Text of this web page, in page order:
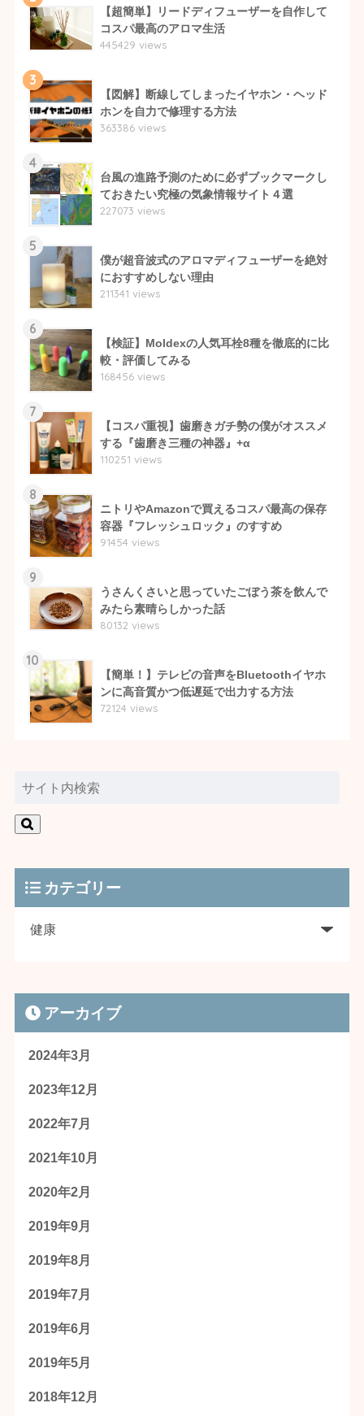
【超簡単】リードディフューザーを自作して
コスパ最高のアロマ生活
445429 views
3
【図解】断線してしまったイヤホン・ヘッド
ホンを自力で修理する方法
363386 views
4
台風の進路予測のために必ずブックマークし
ておきたい究極の気象情報サイト４選
227073 views
5
僕が超音波式のアロマディフューザーを絶対
におすすめしない理由
211341 views
6
【検証】Moldexの人気耳栓8種を徹底的に比
較・評価してみる
168456 views
7
【コスパ重視】歯磨きガチ勢の僕がオススメ
する『歯磨き三種の神器』+α
110251 views
8
ニトリやAmazonで買えるコスパ最高の保存
容器『フレッシュロック』のすすめ
91454 views
9
うさんくさいと思っていたごぼう茶を飲んで
みたら素晴らしかった話
80132 views
10
【簡単！】テレビの音声をBluetoothイヤホ
ンに高音質かつ低遅延で出力する方法
72124 views
カテゴリー
アーカイブ
2024年3月
2023年12月
2022年7月
2021年10月
2020年2月
2019年9月
2019年8月
2019年7月
2019年6月
2019年5月
2018年12月